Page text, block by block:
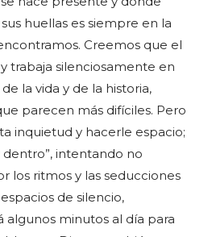
huellas es siempre en la
Creemos que el
trabaja silenciosamente en
la vida y de la historia,
parecen más difíciles. Pero
inquietud y hacerle espacio;
intentando no
los ritmos y las seducciones
de silencio,
algunos minutos al día para